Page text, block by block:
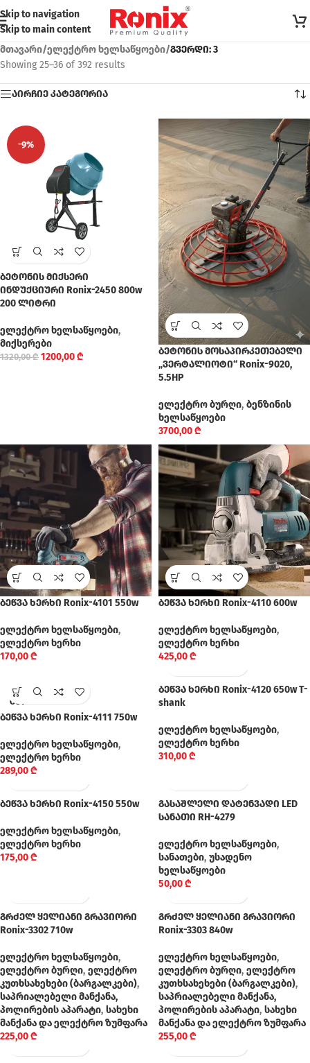
Skip to navigation
Skip to main content
მთავარი/ელექტრო ხელსაწყოები/გვერდი: 3
Showing 25–36 of 392 results
აირჩიე კატეგორია
-9%
ბეტონის მიქსერი
ინდუქციური Ronix-2450 800w
200 ლიტრი
ელექტრო ხელსაწყოები,
მიქსერები
1320,00₾ 1200,00₾
ბეტონის მოსაპირკეთებელი
„ვერტალიოტი“ Ronix-9020,
5.5HP
ელექტრო ბურღი, ბენზინის
ხელსაწყოები
3700,00₾
ბეწვა ხერხი Ronix-4101 550w
ელექტრო ხელსაწყოები,
ელექტრო ხერხი
170,00₾
ბეწვა ხერხი Ronix-4110 600w
ელექტრო ხელსაწყოები,
ელექტრო ხერხი
425,00₾
SOLD
OUT
ბეწვა ხერხი Ronix-4111 750w
ელექტრო ხელსაწყოები,
ელექტრო ხერხი
289,00₾
ბეწვა ხერხი Ronix-4120 650w T-
shank
ელექტრო ხელსაწყოები,
ელექტრო ხერხი
310,00₾
ბეწვა ხერხი Ronix-4150 550w
ელექტრო ხელსაწყოები,
ელექტრო ხერხი
175,00₾
გასაშლელი დატენვადი LED
სანათი RH-4279
ელექტრო ხელსაწყოები,
სანათები, უსადენო
ხელსაწყოები
50,00₾
გრძელ ყელიანი გრავიორი
Ronix-3302 710w
ელექტრო ხელსაწყოები,
ელექტრო ბურღი, ელექტრო
კუთხსახეხები (ბარგალკები),
საპრიალებელი მანქანა,
პოლირების აპარატი, სახეხი
მანქანა და ელექტრო ზუმფარა
225,00₾
გრძელ ყელიანი გრავიორი
Ronix-3303 840w
ელექტრო ხელსაწყოები,
ელექტრო ბურღი, ელექტრო
კუთხსახეხები (ბარგალკები),
საპრიალებელი მანქანა,
პოლირების აპარატი, სახეხი
მანქანა და ელექტრო ზუმფარა
255,00₾